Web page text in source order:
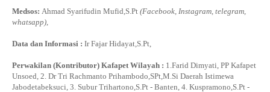
Medsos: Ahmad Syarifudin Mufid,S.Pt (Facebook, Instagram, telegram,
whatsapp),
Data dan Informasi : Ir Fajar Hidayat,S.Pt,
Perwakilan (Kontributor) Kafapet Wilayah : 1.Farid Dimyati, PP Kafapet
Unsoed, 2. Dr Tri Rachmanto Prihambodo,SPt,M.Si Daerah Istimewa
Jabodetabeksuci, 3. Subur Trihartono,S.Pt - Banten, 4. Kuspramono,S.Pt -